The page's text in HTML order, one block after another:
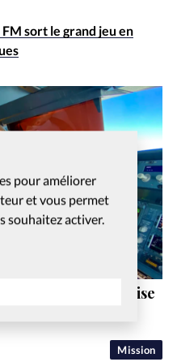
pour améliorer
et vous permet
souhaitez activer.
sort le grand jeu en
Mission
pour l’entreprise
Suisse